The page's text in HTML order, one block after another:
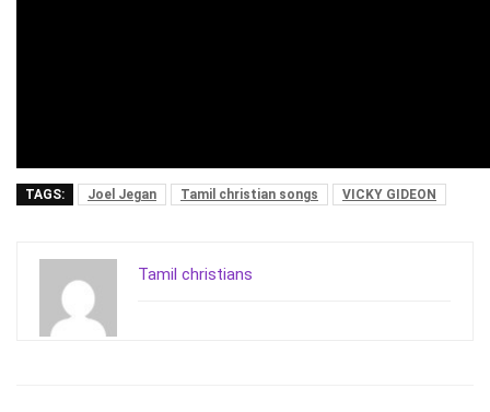
TAGS: Joel Jegan Tamil christian songs VICKY GIDEON
Tamil christians